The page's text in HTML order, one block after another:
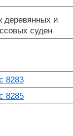
деревянных и
суден
8283
8285